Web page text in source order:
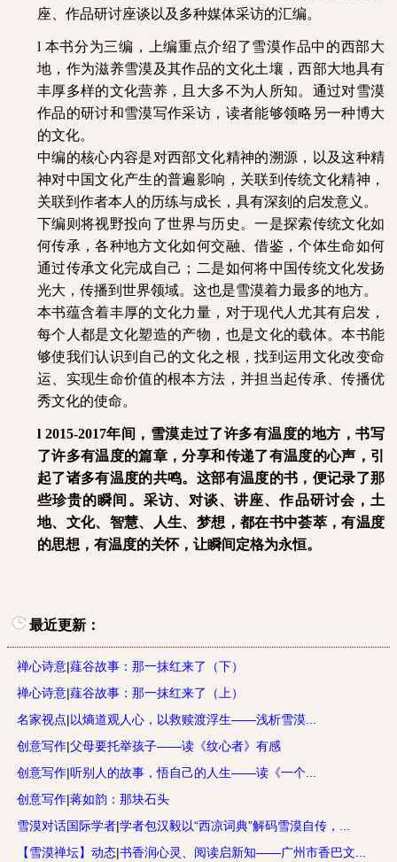
座、作品研讨座谈以及多种媒体采访的汇编。
l 本书分为三编，上编重点介绍了雪漠作品中的西部大
地，作为滋养雪漠及其作品的文化土壤，西部大地具有
丰厚多样的文化营养，且大多不为人所知。通过对雪漠
作品的研讨和雪漠写作采访，读者能够领略另一种博大
的文化。
中编的核心内容是对西部文化精神的溯源，以及这种精
神对中国文化产生的普遍影响，关联到传统文化精神，
关联到作者本人的历练与成长，具有深刻的启发意义。
下编则将视野投向了世界与历史。一是探索传统文化如
何传承，各种地方文化如何交融、借鉴，个体生命如何
通过传承文化完成自己；二是如何将中国传统文化发扬
光大，传播到世界领域。这也是雪漠着力最多的地方。
本书蕴含着丰厚的文化力量，对于现代人尤其有启发，
每个人都是文化塑造的产物，也是文化的载体。本书能
够使我们认识到自己的文化之根，找到运用文化改变命
运、实现生命价值的根本方法，并担当起传承、传播优
秀文化的使命。
l 2015-2017年间，雪漠走过了许多有温度的地方，书写
了许多有温度的篇章，分享和传递了有温度的心声，引
起了诸多有温度的共鸣。这部有温度的书，便记录了那
些珍贵的瞬间。采访、对谈、讲座、作品研讨会，土
地、文化、智慧、人生、梦想，都在书中荟萃，有温度
的思想，有温度的关怀，让瞬间定格为永恒。
最近更新：
禅心诗意|薤谷故事：那一抹红来了（下）
禅心诗意|薤谷故事：那一抹红来了（上）
名家视点|以熵道观人心，以救赎渡浮生——浅析雪漠...
创意写作|父母要托举孩子——读《纹心者》有感
创意写作|听别人的故事，悟自己的人生——读《一个...
创意写作|蒋如韵：那块石头
雪漠对话国际学者|学者包汉毅以“西凉词典”解码雪漠自传，...
【雪漠禅坛】动态|书香润心灵、阅读启新知——广州市香巴文...